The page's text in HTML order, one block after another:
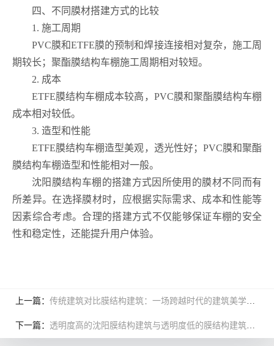
四、不同膜材搭建方式的比较
1. 施工周期
PVC膜和ETFE膜的预制和焊接连接相对复杂，施工周
期较长；聚酯膜结构车棚施工周期相对较短。
2. 成本
ETFE膜结构车棚成本较高，PVC膜和聚酯膜结构车棚
成本相对较低。
3. 造型和性能
ETFE膜结构车棚造型美观，透光性好；PVC膜和聚酯
膜结构车棚造型和性能相对一般。
沈阳膜结构车棚的搭建方式因所使用的膜材不同而有
所差异。在选择膜材时，应根据实际需求、成本和性能等
因素综合考虑。合理的搭建方式不仅能够保证车棚的安全
性和稳定性，还能提升用户体验。
上一篇： 传统建筑对比膜结构建筑：一场跨越时代的建筑美学对话
下一篇： 透明度高的沈阳膜结构建筑与透明度低的膜结构建筑哪一种更好呢